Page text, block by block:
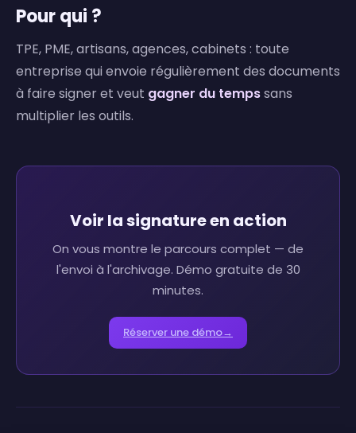
Pour qui ?
TPE, PME, artisans, agences, cabinets : toute
entreprise qui envoie régulièrement des documents
à faire signer et veut gagner du tempssans
multiplier les outils.
Voir la signature en action
On vous montre le parcours complet — de
l'envoi à l'archivage. Démo gratuite de 30
minutes.
Réserver une démo→